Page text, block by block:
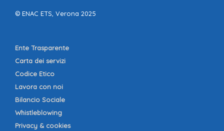
© ENAC ETS, Verona 2025
Ente Trasparente
Carta dei servizi
Codice Etico
Lavora con noi
Bilancio Sociale
Whistleblowing
Privacy & cookies